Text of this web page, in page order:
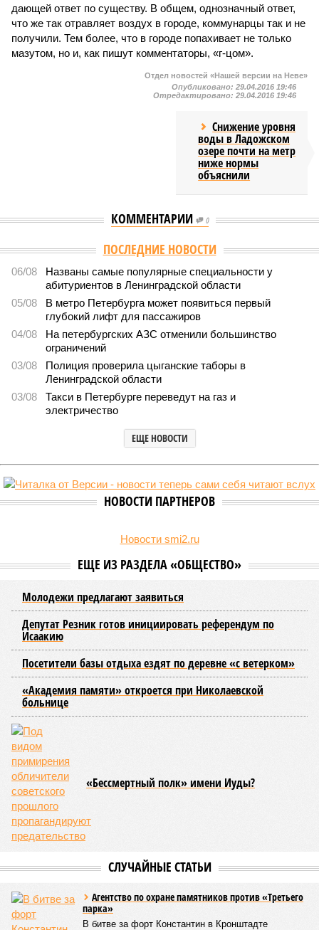
дающей ответ по существу. В общем, однозначный ответ,
что же так отравляет воздух в городе, коммунарцы так и не
получили. Тем более, что в городе попахивает не только
мазутом, но и, как пишут комментаторы, «г-цом».
Отдел новостей «Нашей версии на Неве»
Опубликовано: 29.04.2016 19:46
Отредактировано: 29.04.2016 19:46
Снижение уровня
воды в Ладожском
озере почти на метр
ниже нормы
объяснили
КОММЕНТАРИИ 0
Версия //Власть //Названы главные мифы на тему летнего отключения
Названы главные мифы на тему летнего отключения
горячей воды в Петербурге
Домыслы и реальность
Петербурге (фото: pxhere.com)
Вокруг летних отключений горячей воды сложилось множество
разного рода домыслов, которые порой очень сильно мешают
жителям объективно оценивать складывающуюся ситуацию.
Например, многие ошибочно полагают, что воду отключает
управляющая компания, хотя на самом деле это делает
том, чтобы подготовить внутридомовые системы и
возобновить подачу воды после завершения ремонтов.
Эксперт также обратила внимание, что длительные
перерывы в подаче горячей воды характерны только для
домов с централизованным теплоснабжением. Там, где
установлены собственные газовые котельные,
профилактика занимает всего несколько дней. Именно
поэтому жители соседних домов могут жить по разным
графикам.
Ещё один распространённый миф – будто во время
отключений коммунальщики бездействуют. На деле именно
летом сети проходят наиболее серьёзное испытание:
трубопроводы проверяют посредством создания
повышенного давления, чтобы выявить слабые места до
наступления зимних холодов.
«Сегодня жители уже не столько переживают из-за
начислений, сколько из-за потери привычного комфорта.
Поэтому задача отрасли – не искать виноватых, а
сокращать сроки отключений»,– резюмировала
Цыганкова. По ее словам, это возможно только за счет